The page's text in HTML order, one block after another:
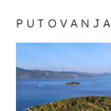
PUTOVANJA